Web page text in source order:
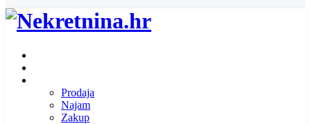
Prodaja
Najam
Zakup